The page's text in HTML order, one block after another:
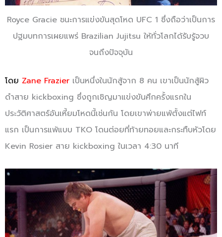
Royce Gracie ชนะการแข่งขันสุดโหด UFC 1 ซึ่งถือว่าเป็นการ
ปฐมบทการเผยแพร่ Brazilian Jujitsu ให้ทั่วโลกได้รับรู้จวบ
จนถึงปัจจุบัน
โดย Zane Frazier เป็นหนึ่งในนักสู้จาก 8 คน เขาเป็นนักสู้ผิว
ดำสาย kickboxing ซึ่งถูกเชิญมาแข่งขันศึกครั้งแรกใน
ประวัติศาสตร์อันเหี้ยมโหดนี้เช่นกัน โดยเขาพ่ายแพ้ตั้งแต่ไฟท์
แรก เป็นการแพ้แบบ TKO โดนต่อยที่ท้ายทอยและกระทืบหัวโดย
Kevin Rosier สาย kickboxing ในเวลา 4:30 นาที